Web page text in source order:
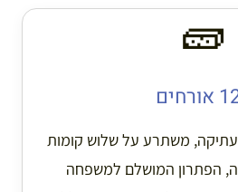
🧱
משתרע על שלוש קומות
שינה, הפתרון המושלם למשפחה